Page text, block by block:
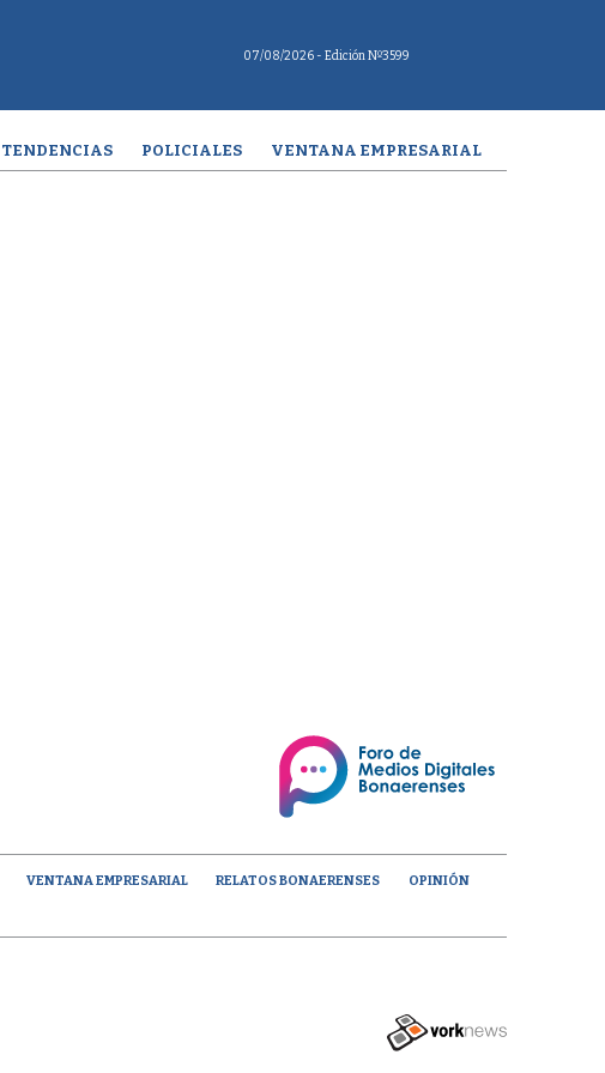
07/08/2026 - Edición Nº3599
TENDENCIAS POLICIALES VENTANA EMPRESARIAL
VENTANA EMPRESARIAL RELATOS BONAERENSES
OPINIÓN